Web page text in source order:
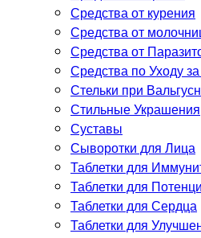
Средства от курения
Средства от
Средства от
Средства по Уходу
Стельки при
Стильные Украшения
Суставы
Сыворотки для Лица
Таблетки для
Таблетки для
Таблетки для Сердца
Таблетки для